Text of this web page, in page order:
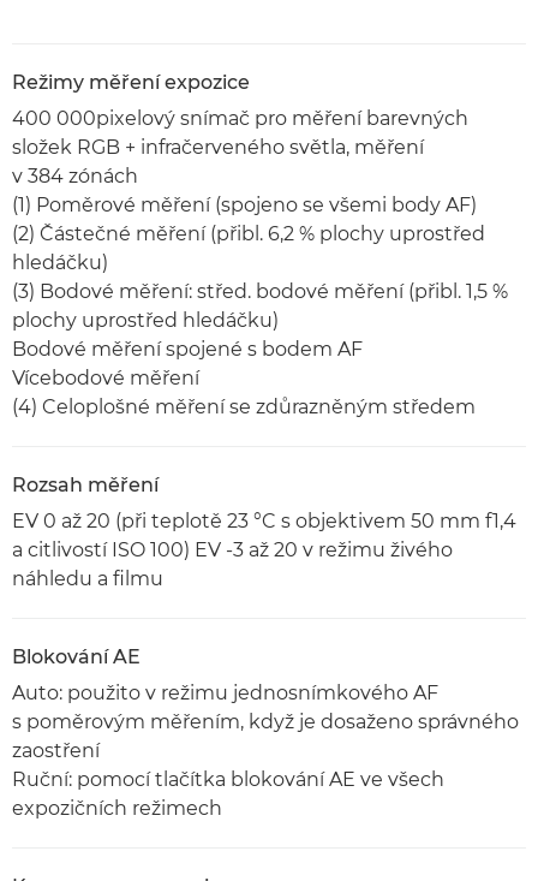
Režimy měření expozice
400 000pixelový snímač pro měření barevných
složek RGB + infračerveného světla, měření
v 384 zónách
(1) Poměrové měření (spojeno se všemi body AF)
(2) Částečné měření (přibl. 6,2 % plochy uprostřed
hledáčku)
(3) Bodové měření: střed. bodové měření (přibl. 1,5 %
plochy uprostřed hledáčku)
Bodové měření spojené s bodem AF
Vícebodové měření
(4) Celoplošné měření se zdůrazněným středem
Rozsah měření
EV 0 až 20 (při teplotě 23 °C s objektivem 50 mm f1,4
a citlivostí ISO 100) EV -3 až 20 v režimu živého
náhledu a filmu
Blokování AE
Auto: použito v režimu jednosnímkového AF
s poměrovým měřením, když je dosaženo správného
zaostření
Ruční: pomocí tlačítka blokování AE ve všech
expozičních režimech